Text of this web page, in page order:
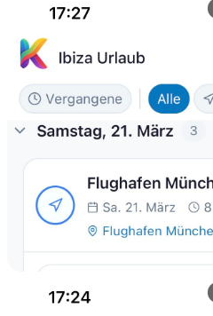
Listy zakupów
Wspólne listy zakupów
Odhacz pozycje, a wszyscy
Wspólne finanse